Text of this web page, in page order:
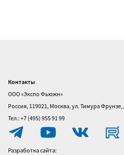
Главная
О
выставке
Посетителям
Участникам
Контакты
ООО «Экспо Фьюжн»
Россия, 119021, Москва, ул. Тимура Фрунзе,
Тел.: +7 (495) 955 91 99
Разработка сайта: